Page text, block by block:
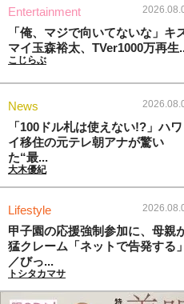
Entertainment
「俺、マジで向いてないな」キ
マイ玉森裕太、TVer1000万再生
こじらぶ
News
「100ドル札は使えない!?」ハワ
イ移住の元テレ朝アナが驚い
た“最...
大木優紀
Lifestyle
甲子園の応援強制参加に、母親
猛クレーム「ネットで告発する」
／びっ...
トシタカマサ